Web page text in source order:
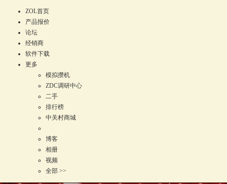
ZOL首页
产品报价
论坛
经销商
软件下载
更多
模拟攒机
ZDC调研中心
二手
排行榜
中关村商城
博客
相册
视频
全部 >>